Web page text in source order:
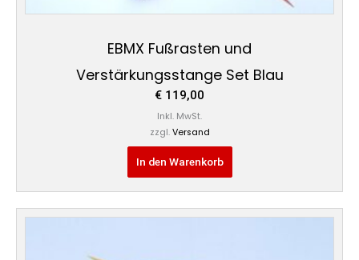
EBMX Fußrasten und
Verstärkungsstange Set Blau
€ 119,00
Inkl. MwSt.
zzgl. Versand
In den Warenkorb